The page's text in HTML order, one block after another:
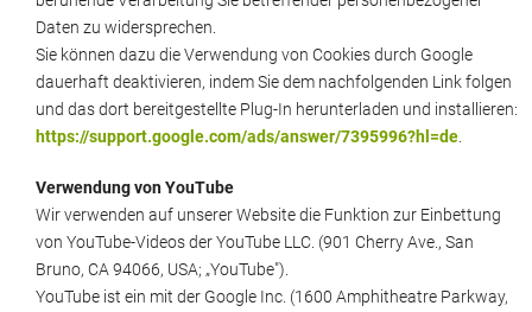
Daten zu widersprechen.
Sie können dazu die Verwendung von Cookies durch Google
dauerhaft deaktivieren, indem Sie dem nachfolgenden Link folgen
und das dort bereitgestellte Plug-In herunterladen und installieren:
https://support.google.com/ads/answer/7395996?hl=de.
Verwendung von YouTube
Wir verwenden auf unserer Website die Funktion zur Einbettung
von YouTube-Videos der YouTube LLC. (901 Cherry Ave., San
Bruno, CA 94066, USA; „YouTube").
YouTube ist ein mit der Google Inc. (1600 Amphitheatre Parkway,